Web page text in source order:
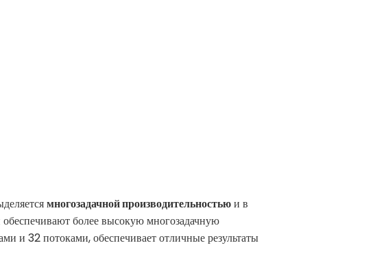
многозадачной производительностьюи в
более высокую многозадачную
и 32 потоками, обеспечивает отличные результаты